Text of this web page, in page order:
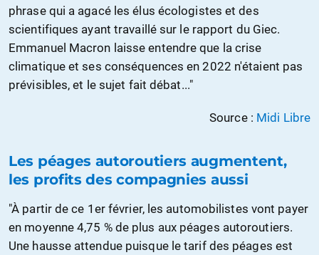
phrase qui a agacé les élus écologistes et des
scientifiques ayant travaillé sur le rapport du Giec.
Emmanuel Macron laisse entendre que la crise
climatique et ses conséquences en 2022 n'étaient pas
prévisibles, et le sujet fait débat..."
Source : Midi Libre
Les péages autoroutiers augmentent,
les profits des compagnies aussi
"À partir de ce 1er février, les automobilistes vont payer
en moyenne 4,75 % de plus aux péages autoroutiers.
Une hausse attendue puisque le tarif des péages est